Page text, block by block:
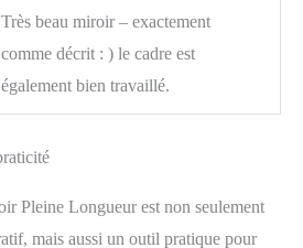
Très beau miroir – exactement
comme décrit : ) le cadre est
également bien travaillé.
Pleine Longueur est non seulement
mais aussi un outil pratique pour